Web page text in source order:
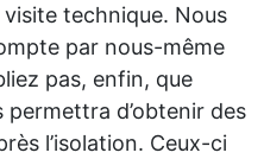
technique. Nous
par nous-même
pas, enfin, que
permettra d’obtenir des
l’isolation. Ceux-ci